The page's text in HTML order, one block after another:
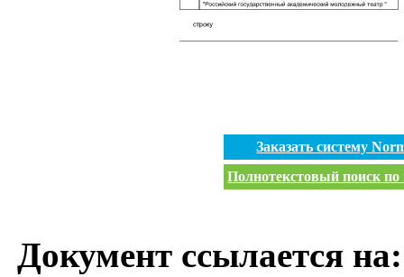
Заказать систему
Полнотекстовый поиск по
Документ ссылается на: